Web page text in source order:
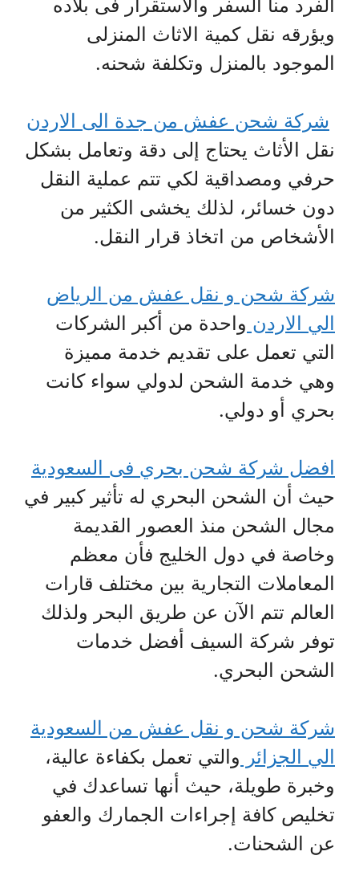
الفرد منا السفر والاستقرار فى بلاده
ويؤرقه نقل كمية الاثاث المنزلى
الموجود بالمنزل وتكلفة شحنه.
شركة شحن عفش من جدة الى الاردن
نقل الأثاث يحتاج إلى دقة وتعامل بشكل
حرفي ومصداقية لكي تتم عملية النقل
دون خسائر، لذلك يخشى الكثير من
الأشخاص من اتخاذ قرار النقل.
شركة شحن و نقل عفش من الرياض
الي الاردن واحدة من أكبر الشركات
التي تعمل على تقديم خدمة مميزة
وهي خدمة الشحن لدولي سواء كانت
بحري أو دولي.
افضل شركة شحن بحري فى السعودية
حيث أن الشحن البحري له تأثير كبير في
مجال الشحن منذ العصور القديمة
وخاصة في دول الخليج فأن معظم
المعاملات التجارية بين مختلف قارات
العالم تتم الآن عن طريق البحر ولذلك
توفر شركة السيف أفضل خدمات
الشحن البحري.
شركة شحن و نقل عفش من السعودية
الي الجزائر والتي تعمل بكفاءة عالية،
وخبرة طويلة، حيث أنها تساعدك في
تخليص كافة إجراءات الجمارك والعفو
عن الشحنات.